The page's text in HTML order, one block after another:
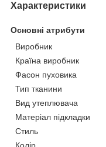
Характеристики
Основні атрибути
Виробник
Країна виробник
Фасон пуховика
Тип тканини
Вид утеплювача
Матеріал підкладки
Стиль